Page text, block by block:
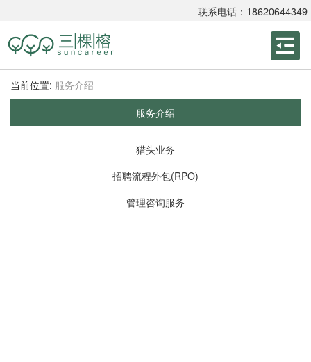
联系电话：18620644349
当前位置: 服务介绍
服务介绍
猎头业务
招聘流程外包(RPO)
管理咨询服务